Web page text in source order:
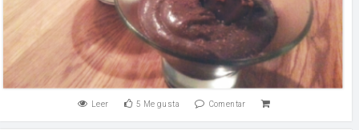
Leer 5 Me gusta Comentar